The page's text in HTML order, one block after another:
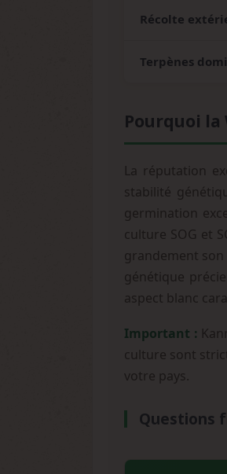
Récolte
Terpènes
Pourquoi
La réputation
stabilité
germination
culture SOG et
grandement
génétique
aspect blanc
Important :
culture sont
votre pays.
Questions